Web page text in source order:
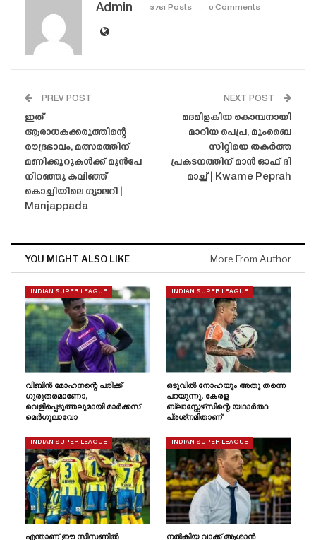
Admin 3761 Posts 0 Comments
PREV POST
ഇത്
ആരാധകക്കരുത്തിന്റെ
രൗദ്രഭാവം, മത്സരത്തിന്
മണിക്കൂറുകൾക്ക് മുൻപേ
നിറഞ്ഞു കവിഞ്ഞ്
കൊച്ചിയിലെ ഗ്യാലറി |
Manjappada
NEXT POST
മദമിളകിയ കൊമ്പനായി
മാറിയ പെപ്ര, മുംബൈ
സിറ്റിയെ തകർത്ത
പ്രകടനത്തിന് മാൻ ഓഫ് ദി
മാച്ച് | Kwame Peprah
YOU MIGHT ALSO LIKE More From Author
INDIAN SUPER LEAGUE
വിബിൻ മോഹനന്റെ പരിക്ക്
ഗുരുതരമാണോ,
വെളിപ്പെടുത്തലുമായി മാർക്കസ്
മെർഗുലാവോ
INDIAN SUPER LEAGUE
ഒടുവിൽ നോഹയും അതു തന്നെ
പറയുന്നു, കേരള
ബ്ലാസ്റ്റേഴ്‌സിന്റെ യഥാർത്ഥ
പ്രശ്‌നമിതാണ്
INDIAN SUPER LEAGUE
എന്താണ് ഈ സീസണിൽ
INDIAN SUPER LEAGUE
നൽകിയ വാക്ക് ആശാൻ